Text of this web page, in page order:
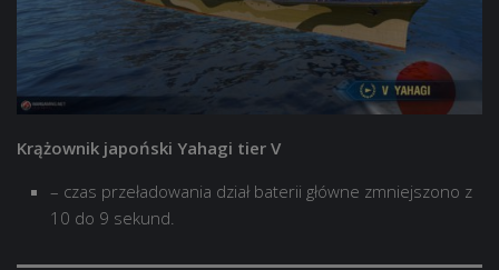
Krążownik japoński Yahagi tier V
– czas przeładowania dział baterii główne zmniejszono z
10 do 9 sekund.